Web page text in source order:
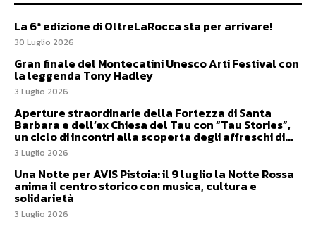
La 6ª edizione di OltreLaRocca sta per arrivare!
30 Luglio 2026
Gran finale del Montecatini Unesco Arti Festival con
la leggenda Tony Hadley
3 Luglio 2026
Aperture straordinarie della Fortezza di Santa
Barbara e dell’ex Chiesa del Tau con “Tau Stories”,
un ciclo di incontri alla scoperta degli affreschi di...
3 Luglio 2026
Una Notte per AVIS Pistoia: il 9 luglio la Notte Rossa
anima il centro storico con musica, cultura e
solidarietà
3 Luglio 2026